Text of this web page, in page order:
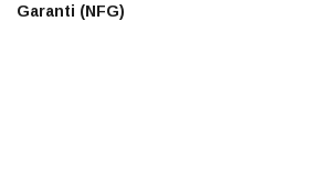
Garanti (NFG)